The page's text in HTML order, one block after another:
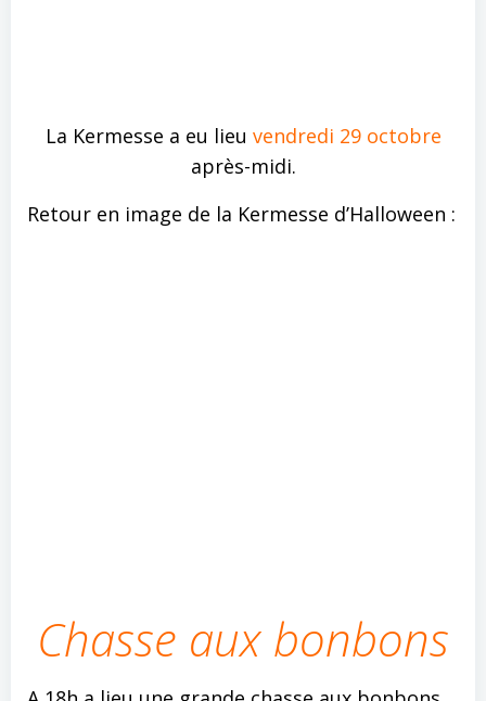
La Kermesse a eu lieu vendredi 29 octobre
après-midi.
Retour en image de la Kermesse d’Halloween :
Chasse aux bonbons